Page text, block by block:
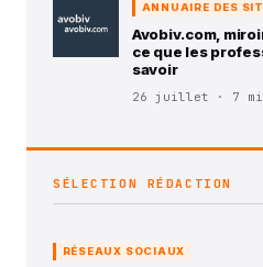
ANNUAIRE DES
Avobiv.com,
ce que les
savoir
26 juillet · 7
SÉLECTION RÉDACTION
RÉSEAUX SOCIAUX